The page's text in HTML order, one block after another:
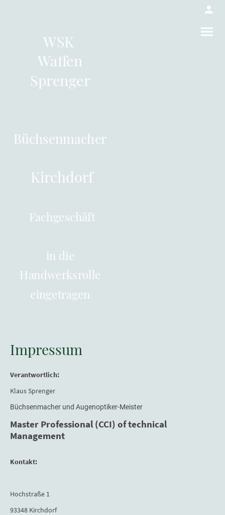
WSK
Waffen
Sprenger
Büchsenmacher
Kirchdorf
Fachgeschäft
in die
Handwerksrolle
eingetragen
Impressum
Verantwortlich:
Klaus Sprenger
Büchsenmacher und Augenoptiker-Meister
Master Professional (CCI) of technical
Management
Kontakt:
Hochstraße 1
93348 Kirchdorf